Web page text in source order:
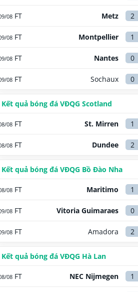
08 FT Metz 2
08 FT Montpellier 1
08 FT Nantes 0
08 FT Sochaux 0
Kết quả bóng đá VĐQG Scotland
08 FT St. Mirren 1
08 FT Dundee 2
Kết quả bóng đá VĐQG Bồ Đào Nha
08 FT Maritimo 1
08 FT Vitoria Guimaraes 0
08 FT Amadora 2
Kết quả bóng đá VĐQG Hà Lan
08 FT NEC Nijmegen 1